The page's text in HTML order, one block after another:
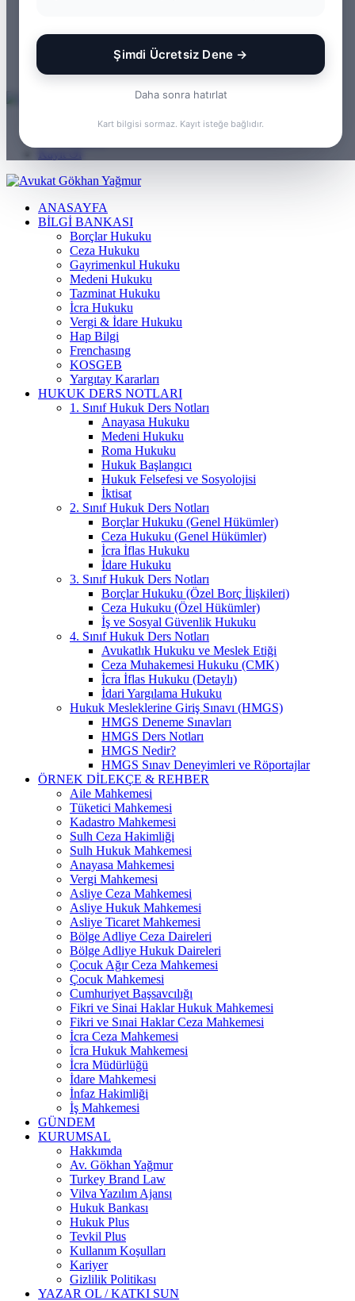
Şimdi Ücretsiz Dene →
Daha sonra hatırlat
Kart bilgisi sormaz. Kayıt isteğe bağlıdır.
Rastgele Makale
ANASAYFA
BILGI BANKASI
Borçlar Hukuku
Ceza Hukuku
Gayrimenkul Hukuku
Medeni Hukuku
Tazminat Hukuku
İcra Hukuku
Vergi & İdare Hukuku
Hap Bilgi
Frenchasıng
KOSGEB
Yargıtay Kararları
HUKUK DERS NOTLARI
1. Sınıf Hukuk Ders Notları
Anayasa Hukuku
Medeni Hukuku
Roma Hukuku
Hukuk Başlangıcı
Hukuk Felsefesi ve Sosyolojisi
İktisat
2. Sınıf Hukuk Ders Notları
Borçlar Hukuku (Genel Hükümler)
Ceza Hukuku (Genel Hükümler)
İcra İflas Hukuku
İdare Hukuku
3. Sınıf Hukuk Ders Notları
Borçlar Hukuku (Özel Borç İlişkileri)
Ceza Hukuku (Özel Hükümler)
İş ve Sosyal Güvenlik Hukuku
4. Sınıf Hukuk Ders Notları
Avukatlık Hukuku ve Meslek Etiği
Ceza Muhakemesi Hukuku (CMK)
İcra İflas Hukuku (Detaylı)
İdari Yargılama Hukuku
Hukuk Mesleklerine Giriş Sınavı (HMGS)
HMGS Deneme Sınavları
HMGS Ders Notları
HMGS Nedir?
HMGS Sınav Deneyimleri ve Röportajlar
ÖRNEK DILEKÇE & REHBER
Aile Mahkemesi
Tüketici Mahkemesi
Kadastro Mahkemesi
Sulh Ceza Hakimliği
Sulh Hukuk Mahkemesi
Anayasa Mahkemesi
Vergi Mahkemesi
Asliye Ceza Mahkemesi
Asliye Hukuk Mahkemesi
Asliye Ticaret Mahkemesi
Bölge Adliye Ceza Daireleri
Bölge Adliye Hukuk Daireleri
Çocuk Ağır Ceza Mahkemesi
Çocuk Mahkemesi
Cumhuriyet Başsavcılığı
Fikri ve Sinai Haklar Hukuk Mahkemesi
Fikri ve Sınai Haklar Ceza Mahkemesi
İcra Ceza Mahkemesi
İcra Hukuk Mahkemesi
İcra Müdürlüğü
İdare Mahkemesi
İnfaz Hakimliği
İş Mahkemesi
GÜNDEM
KURUMSAL
Hakkımda
Av. Gökhan Yağmur
Turkey Brand Law
Vilva Yazılım Ajansı
Hukuk Bankası
Hukuk Plus
Tevkil Plus
Kullanım Koşulları
Kariyer
Gizlilik Politikası
YAZAR OL / KATKI SUN